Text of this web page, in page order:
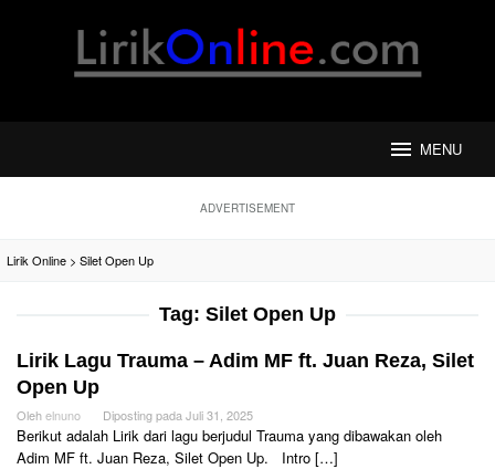
MENU
ADVERTISEMENT
Lirik Online > Silet Open Up
Tag: Silet Open Up
Lirik Lagu Trauma – Adim MF ft. Juan Reza, Silet
Open Up‬
Olehelnuno Diposting pada Juli 31, 2025
Berikut adalah Lirik dari lagu berjudul Trauma yang dibawakan oleh
Adim MF ft. Juan Reza, Silet Open Up‬. Intro […]